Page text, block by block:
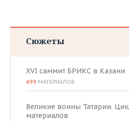
Сюжеты
XVI саммит БРИКС в Казани
499 МАТЕРИАЛОВ
Великие воины Татарии.
материалов